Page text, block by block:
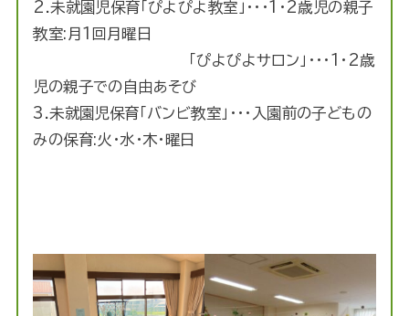
2.未就園児保育「ぴよぴよ教室」・・・1・2歳児の親子
教室:月1回月曜日
「ぴよぴよサロン」・・・1・2歳
児の親子での自由あそび
3.未就園児保育「バンビ教室」・・・入園前の子どもの
みの保育:火・水・木・曜日